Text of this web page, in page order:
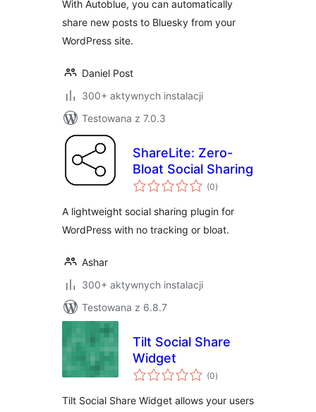
With Autoblue, you can automatically
share new posts to Bluesky from your
WordPress site.
Daniel Post
300+ aktywnych instalacji
Testowana z 7.0.3
ShareLite: Zero-
Bloat Social Sharing
(0wszystkich
ocen
)
A lightweight social sharing plugin for
WordPress with no tracking or bloat.
Ashar
300+ aktywnych instalacji
Testowana z 6.8.7
Tilt Social Share
Widget
(0wszystkich
ocen
)
Tilt Social Share Widget allows your users